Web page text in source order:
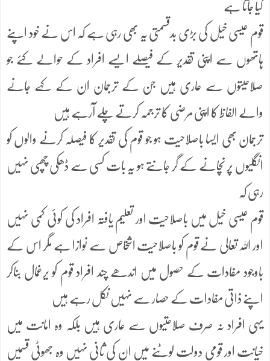
کیا جاتا ہے
قوم عیسی خیل کی بڑی بدقسمتی یہ بھی رہی ہے کہ اس نے خود اپنے
ہاتھوں سے اپنی تقدیر کے فیصلے ایسے افراد کے حوالے کئے جو
صلاحیتوں سے عاری ہیں جن کے ترجمان ان کے کہے جانے
والے الفاظ کا اپنی مرضی کا ترجمہ کرتے چلے آرہے ہیں
ترجمان بھی ایسا باصلاحیت ہو جو قوم کی تقدیر کا فیصلہ کرنے والوں کو
انگلیوں پر نچانے کے گر جانتے ہو یہ بات کسی سے ڈھکی چھپی نہیں
رہی کہ
قوم عیسی خیل میں باصلاحیت اور تعلیم یافتہ افراد کی کوئی کمی نہیں
اور اللہ تعالی نے قوم کو باصلاحیت اشخاص سے نوازا ہے مگر اس کے
باوجود مفادات کے حصول میں اندھے چند افراد قوم کو یرغمال بناکر
اپنے ذاتی مفادات کے حصار سے نہیں نکل رہے ہیں
یہی افراد نہ صرف صلاحتیوں سے عاری ہیں بلکہ وہ امانت میں
خیانت اور قومی دولت لوٹنے میں ان کی ثانی نہیں وہ جھوٹی قسمیں